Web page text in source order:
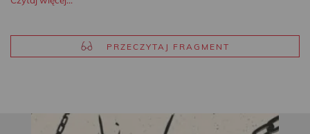
PRZECZYTAJ FRAGMENT